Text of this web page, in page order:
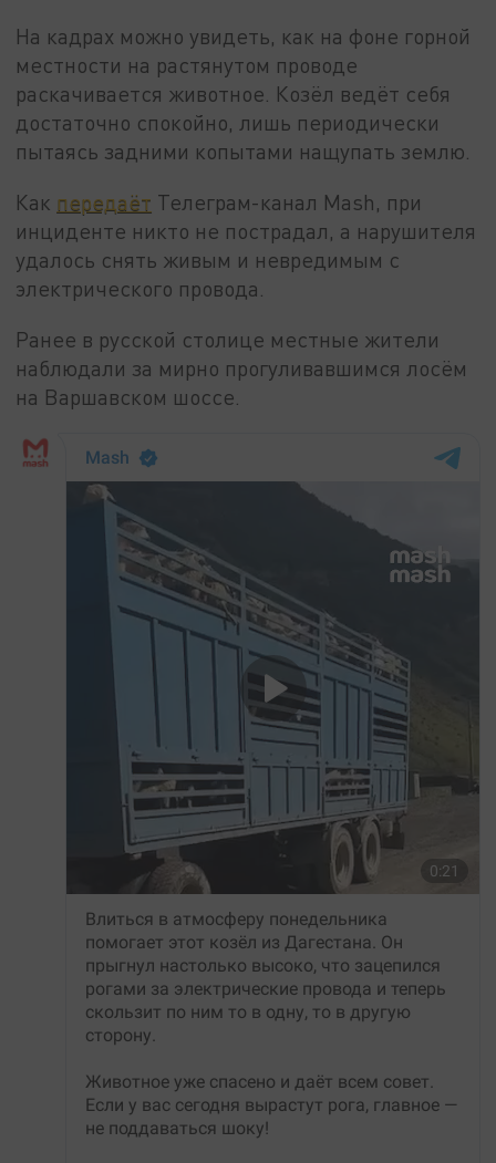
На кадрах можно увидеть, как на фоне горной
местности на растянутом проводе
раскачивается животное. Козёл ведёт себя
достаточно спокойно, лишь периодически
пытаясь задними копытами нащупать землю.
Как передаёт Телеграм-канал Mash, при
инциденте никто не пострадал, а нарушителя
удалось снять живым и невредимым с
электрического провода.
Ранее в русской столице местные жители
наблюдали за мирно прогуливавшимся лосём
на Варшавском шоссе.